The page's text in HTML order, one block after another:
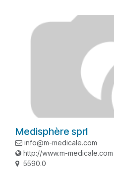
Medisphère sprl
info@m-medicale.com
http://www.m-medicale.com
5590.0